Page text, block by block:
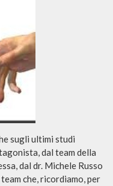
sugli ultimi studi
dal team della
dal dr. Michele Russo
che, ricordiamo, per